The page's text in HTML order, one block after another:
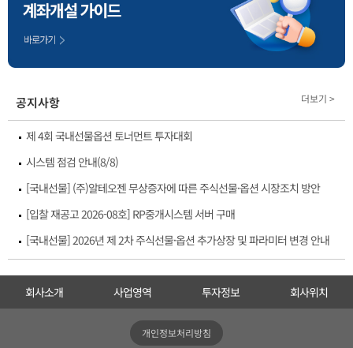
공지사항 더보기 >
제 4회 국내선물옵션 토너먼트 투자대회
시스템 점검 안내(8/8)
[국내선물] (주)알테오젠 무상증자에 따른 주식선물·옵션 시장조치 방안
[입찰 재공고 2026-08호] RP중개시스템 서버 구매
[국내선물] 2026년 제 2차 주식선물·옵션 추가상장 및 파라미터 변경 안내
회사소개 사업영역 투자정보 회사위치
개인정보처리방침